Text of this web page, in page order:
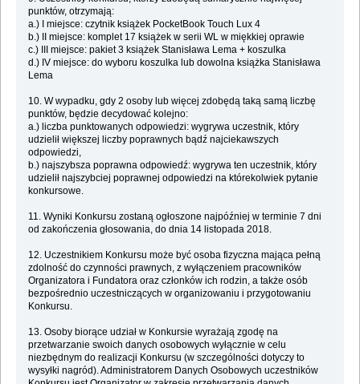
punktów, otrzymają:
a.) I miejsce: czytnik książek PocketBook Touch Lux 4
b.) II miejsce: komplet 17 książek w serii WL w miękkiej oprawie
c.) III miejsce: pakiet 3 książek Stanisława Lema + koszulka
d.) IV miejsce: do wyboru koszulka lub dowolna książka Stanisława
Lema
10. W wypadku, gdy 2 osoby lub więcej zdobędą taką samą liczbę
punktów, będzie decydować kolejno:
a.) liczba punktowanych odpowiedzi: wygrywa uczestnik, który
udzielił większej liczby poprawnych bądź najciekawszych
odpowiedzi,
b.) najszybsza poprawna odpowiedź: wygrywa ten uczestnik, który
udzielił najszybciej poprawnej odpowiedzi na którekolwiek pytanie
konkursowe.
11. Wyniki Konkursu zostaną ogłoszone najpóźniej w terminie 7 dni
od zakończenia głosowania, do dnia 14 listopada 2018.
12. Uczestnikiem Konkursu może być osoba fizyczna mająca pełną
zdolność do czynności prawnych, z wyłączeniem pracowników
Organizatora i Fundatora oraz członków ich rodzin, a także osób
bezpośrednio uczestniczących w organizowaniu i przygotowaniu
Konkursu.
13. Osoby biorące udział w Konkursie wyrażają zgodę na
przetwarzanie swoich danych osobowych wyłącznie w celu
niezbędnym do realizacji Konkursu (w szczególności dotyczy to
wysyłki nagród). Administratorem Danych Osobowych uczestników